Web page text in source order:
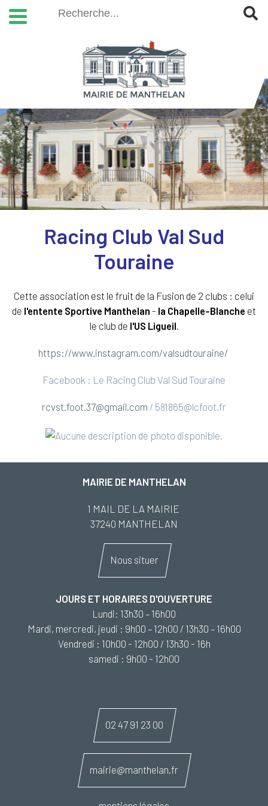
Racing Club Val Sud
Touraine
Cette association est le fruit de la Fusion de 2 clubs : celui
de l'entente Sportive Manthelan - la Chapelle-Blanche et
le club de l'US Ligueil.
https://www.instagram.com/valsudtouraine/
Facebook : Le Racing Club Val Sud Touraine
rcvst.foot.37@gmail.com / 581865@lcfoot.fr
MAIRIE DE MANTHELAN
1 MAIL DE LA MAIRIE
37240 MANTHELAN
Nous situer
JOURS ET HORAIRES D'OUVERTURE
Lundi: 13h30 – 16h00
Mardi, mercredi, jeudi : 9h00 – 12h00 / 13h30 – 16h00
Vendredi : 10h00 - 12h00 / 13h30 - 16h
samedi : 9h00 - 12h00
02 47 91 23 00
mairie@manthelan.fr